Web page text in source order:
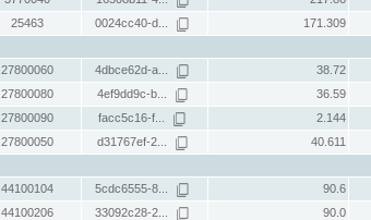
25463 0024cc40-d... 171.309
27800060 4dbce62d-a... 38.72
27800080 4ef9dd9c-b... 36.59
27800090 facc5c16-f... 2.144
27800050 d31767ef-2... 40.611
44100104 5cdc6555-8... 90.6
44100206 33092c28-2... 90.0